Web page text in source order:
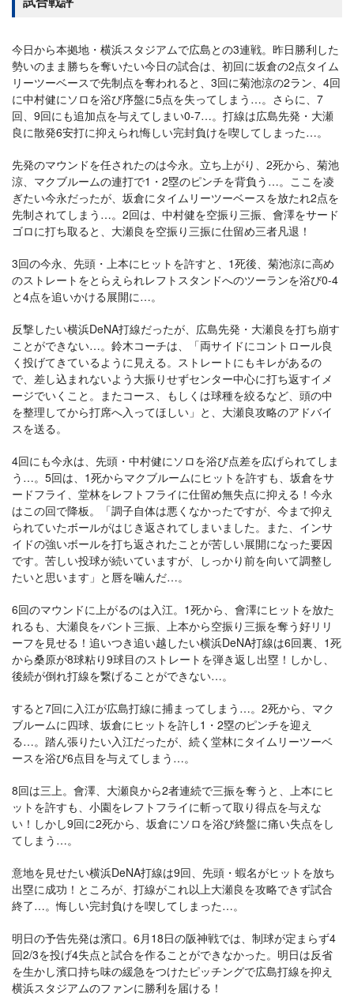
今日から本拠地・横浜スタジアムで広島との3連戦。昨日勝利した
勢いのまま勝ちを奪いたい今日の試合は、初回に坂倉の2点タイム
リーツーベースで先制点を奪われると、3回に菊池涼の2ラン、4回
に中村健にソロを浴び序盤に5点を失ってしまう…。さらに、7
回、9回にも追加点を与えてしまい0-7…。打線は広島先発・大瀬
良に散発6安打に抑えられ悔しい完封負けを喫してしまった…。
先発のマウンドを任されたのは今永。立ち上がり、2死から、菊池
涼、マクブルームの連打で1・2塁のピンチを背負う…。ここを凌
ぎたい今永だったが、坂倉にタイムリーツーベースを放たれ2点を
先制されてしまう…。2回は、中村健を空振り三振、會澤をサード
ゴロに打ち取ると、大瀬良を空振り三振に仕留め三者凡退！
3回の今永、先頭・上本にヒットを許すと、1死後、菊池涼に高め
のストレートをとらえられレフトスタンドへのツーランを浴び0-4
と4点を追いかける展開に…。
反撃したい横浜DeNA打線だったが、広島先発・大瀬良を打ち崩す
ことができない…。鈴木コーチは、「両サイドにコントロール良
く投げてきているように見える。ストレートにもキレがあるの
で、差し込まれないよう大振りせずセンター中心に打ち返すイメ
ージでいくこと。またコース、もしくは球種を絞るなど、頭の中
を整理してから打席へ入ってほしい」と、大瀬良攻略のアドバイ
スを送る。
4回にも今永は、先頭・中村健にソロを浴び点差を広げられてしま
う…。5回は、1死からマクブルームにヒットを許すも、坂倉をサ
ードフライ、堂林をレフトフライに仕留め無失点に抑える！今永
はこの回で降板。「調子自体は悪くなかったですが、今まで抑え
られていたボールがはじき返されてしまいました。また、インサ
イドの強いボールを打ち返されたことが苦しい展開になった要因
です。苦しい投球が続いていますが、しっかり前を向いて調整し
たいと思います」と唇を噛んだ…。
6回のマウンドに上がるのは入江。1死から、會澤にヒットを放た
れるも、大瀬良をバント三振、上本から空振り三振を奪う好リリ
ーフを見せる！追いつき追い越したい横浜DeNA打線は6回裏、1死
から桑原が8球粘り9球目のストレートを弾き返し出塁！しかし、
後続が倒れ打線を繋げることができない…。
すると7回に入江が広島打線に捕まってしまう…。2死から、マク
ブルームに四球、坂倉にヒットを許し1・2塁のピンチを迎え
る…。踏ん張りたい入江だったが、続く堂林にタイムリーツーベ
ースを浴び6点目を与えてしまう…。
8回は三上。會澤、大瀬良から2者連続で三振を奪うと、上本にヒ
ットを許すも、小園をレフトフライに斬って取り得点を与えな
い！しかし9回に2死から、坂倉にソロを浴び終盤に痛い失点をし
てしまう…。
意地を見せたい横浜DeNA打線は9回、先頭・蝦名がヒットを放ち
出塁に成功！ところが、打線がこれ以上大瀬良を攻略できず試合
終了…。悔しい完封負けを喫してしまった…。
明日の予告先発は濱口。6月18日の阪神戦では、制球が定まらず4
回2/3を投げ4失点と試合を作ることができなかった。明日は反省
を生かし濱口持ち味の緩急をつけたピッチングで広島打線を抑え
横浜スタジアムのファンに勝利を届ける！